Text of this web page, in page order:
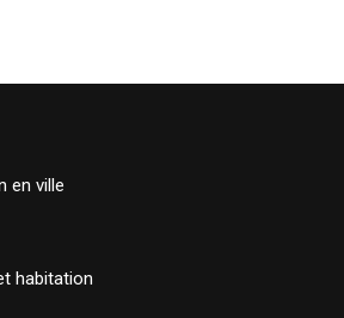
en ville
habitation